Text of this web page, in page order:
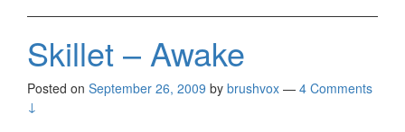
Skillet – Awake
Posted on September 26, 2009 by brushvox — 4 Comments
↓